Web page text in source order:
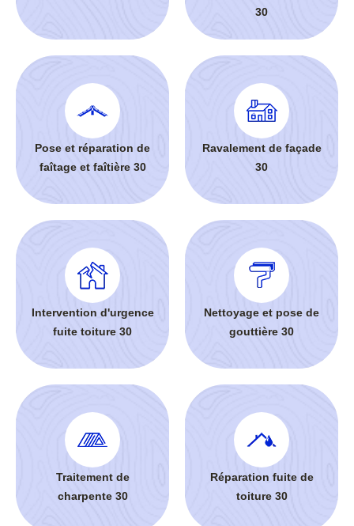
30
Pose et réparation de
faîtage et faîtière 30
Ravalement de façade
30
Intervention d'urgence
fuite toiture 30
Nettoyage et pose de
gouttière 30
Traitement de
charpente 30
Réparation fuite de
toiture 30